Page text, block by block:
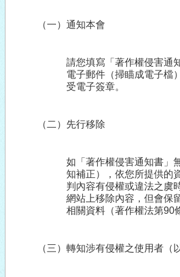
（一）通知本會
請您填寫「著作權侵害通
電子郵件（掃瞄成電子檔
受電子簽章。
（二）先行移除
如「著作權侵害通知書」
知補正），依您所提供的
判內容有侵權或違法之虞
網站上移除內容，但會保
相關資料（著作權法第90
（三）轉知涉有侵權之使用者（